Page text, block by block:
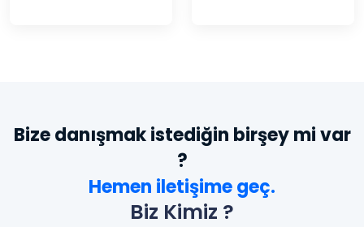
Bize danışmak istediğin birşey mi var
?
Hemen iletişime geç.
Biz Kimiz ?